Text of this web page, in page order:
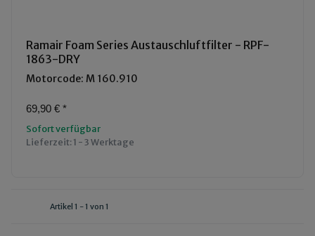
Ramair Foam Series Austauschluftfilter - RPF-
1863-DRY
Motorcode: M 160.910
69,90 € *
Sofort verfügbar
Lieferzeit:1 - 3 Werktage
Artikel 1 - 1 von 1